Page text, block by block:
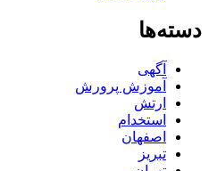
دسته‌ها
آگهی
آموزش پرورش
ارتش
استخدام
اصفهان
تبریز